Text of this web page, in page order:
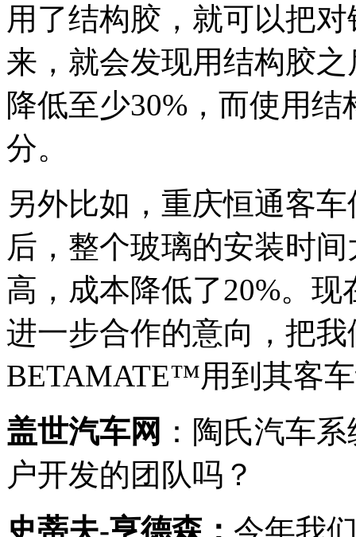
用了结构胶，就可以把
来，就会发现用结构胶
降低至少30%，而使用
分。
另外比如，重庆恒通客
后，整个玻璃的安装时
高，成本降低了20%。
进一步合作的意向，把
BETAMATE™用到其客
盖世汽车网 ：陶氏汽车
户开发的团队吗？
史蒂夫-亨德森： 今年我